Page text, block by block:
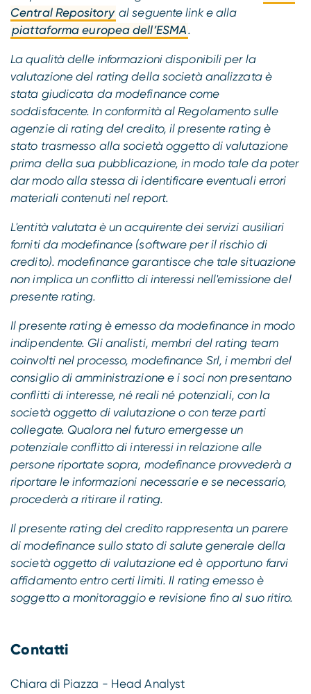
Central Repository al seguente link e alla
piattaforma europea dell’ESMA.
La qualità delle informazioni disponibili per la
valutazione del rating della società analizzata è
stata giudicata da modefinance come
soddisfacente. In conformità al Regolamento sulle
agenzie di rating del credito, il presente rating è
stato trasmesso alla società oggetto di valutazione
prima della sua pubblicazione, in modo tale da poter
dar modo alla stessa di identificare eventuali errori
materiali contenuti nel report.
L'entità valutata è un acquirente dei servizi ausiliari
forniti da modefinance (software per il rischio di
credito). modefinance garantisce che tale situazione
non implica un conflitto di interessi nell'emissione del
presente rating.
Il presente rating è emesso da modefinance in modo
indipendente. Gli analisti, membri del rating team
coinvolti nel processo, modefinance Srl, i membri del
consiglio di amministrazione e i soci non presentano
conflitti di interesse, né reali né potenziali, con la
società oggetto di valutazione o con terze parti
collegate. Qualora nel futuro emergesse un
potenziale conflitto di interessi in relazione alle
persone riportate sopra, modefinance provvederà a
riportare le informazioni necessarie e se necessario,
procederà a ritirare il rating.
Il presente rating del credito rappresenta un parere
di modefinance sullo stato di salute generale della
società oggetto di valutazione ed è opportuno farvi
affidamento entro certi limiti. Il rating emesso è
soggetto a monitoraggio e revisione fino al suo ritiro.
Contatti
Chiara di Piazza - Head Analyst